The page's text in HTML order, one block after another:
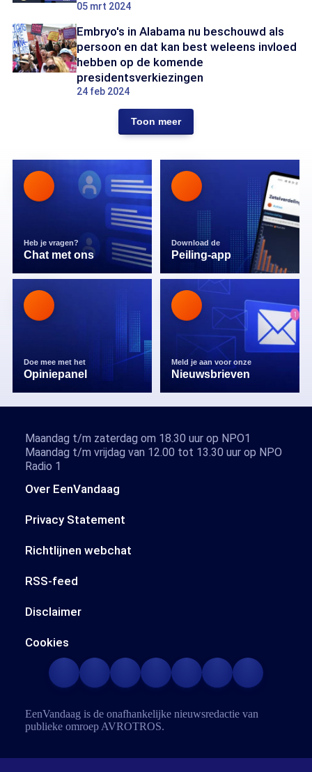
05 mrt 2024
Embryo's in Alabama nu beschouwd als
persoon en dat kan best weleens invloed
hebben op de komende
presidentsverkiezingen
24 feb 2024
Toon meer
Heb je vragen?
Chat met ons
Download de
Peiling-app
Doe mee met het
Opiniepanel
Meld je aan voor onze
Nieuwsbrieven
Over EenVandaag
Privacy Statement
Richtlijnen webchat
RSS-feed
Disclaimer
Cookies
Maandag t/m zaterdag om 18.30 uur op NPO1
Maandag t/m vrijdag van 12.00 tot 13.30 uur op NPO
Radio 1
EenVandaag is de onafhankelijke nieuwsredactie van
publieke omroep AVROTROS.